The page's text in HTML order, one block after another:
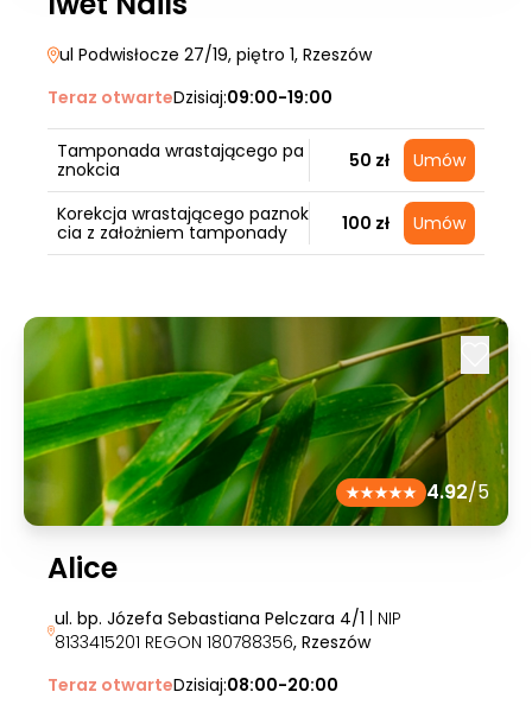
ul Podwisłocze 27/19, piętro 1, Rzeszów
Teraz otwarteDzisiaj:09:00-19:00
Tamponada wrastającego pa
znokcia
50 zł Umów
Korekcja wrastającego paznok
cia z założniem tamponady
100 zł Umów
4.92/5
Alice
ul. bp. Józefa Sebastiana Pelczara 4/1 | NIP
8133415201 REGON 180788356, Rzeszów
Teraz otwarteDzisiaj:08:00-20:00